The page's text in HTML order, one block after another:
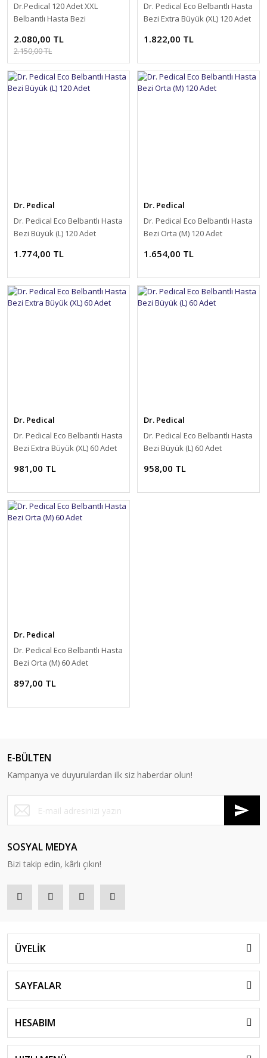
Dr.Pedical 120 Adet XXL
Belbantlı Hasta Bezi
2.080,00 TL
2.150,00 TL
Dr. Pedical Eco Belbantlı Hasta
Bezi Extra Büyük (XL) 120 Adet
1.822,00 TL
Dr. Pedical
Dr. Pedical Eco Belbantlı Hasta
Bezi Büyük (L) 120 Adet
1.774,00 TL
Dr. Pedical
Dr. Pedical Eco Belbantlı Hasta
Bezi Orta (M) 120 Adet
1.654,00 TL
Dr. Pedical
Dr. Pedical Eco Belbantlı Hasta
Bezi Extra Büyük (XL) 60 Adet
981,00 TL
Dr. Pedical
Dr. Pedical Eco Belbantlı Hasta
Bezi Büyük (L) 60 Adet
958,00 TL
Dr. Pedical
Dr. Pedical Eco Belbantlı Hasta
Bezi Orta (M) 60 Adet
897,00 TL
E-BÜLTEN
Kampanya ve duyurulardan ilk siz haberdar olun!
SOSYAL MEDYA
Bizi takip edin, kârlı çıkın!
ÜYELİK
SAYFALAR
HESABIM